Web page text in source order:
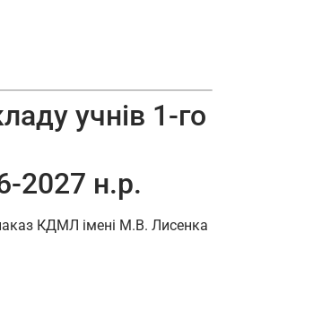
учнів 1-го
2027 н.р.
КДМЛ імені М.В. Лисенка